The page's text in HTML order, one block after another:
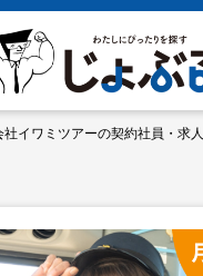
社イワミツアーの契約社員・求人